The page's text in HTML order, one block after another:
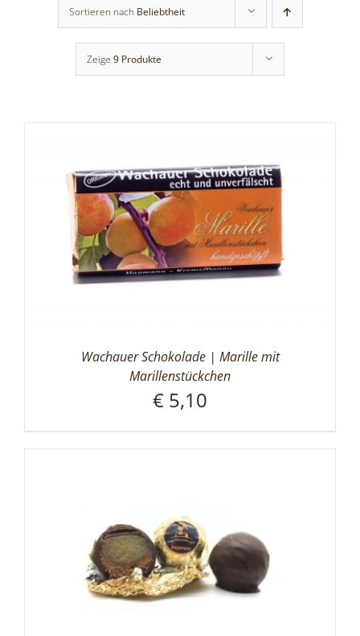
Sortieren nach Beliebtheit
Zeige 9 Produkte
Wachauer Schokolade | Marille mit
Marillenstückchen
€ 5,10